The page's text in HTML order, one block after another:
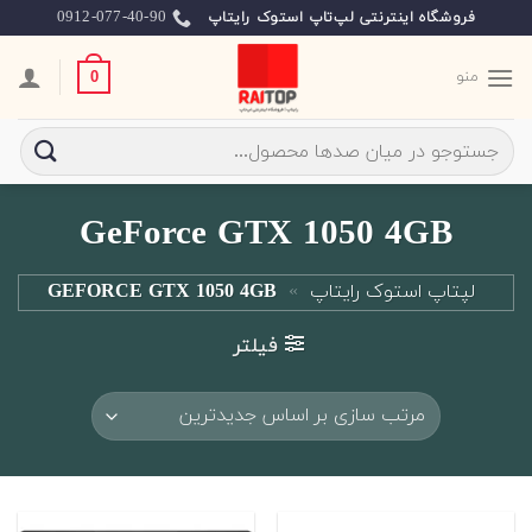
to
content
فروشگاه اینترنتی لپ‌تاپ استوک رایتاپ 0912-077-40-90
منو 0
جستجو
برای:
GeForce GTX 1050 4GB
لپتاپ استوک رایتاپ »
GEFORCE GTX 1050 4GB
فیلتر